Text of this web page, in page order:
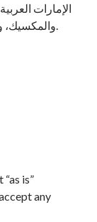
الإمارات
is”
any